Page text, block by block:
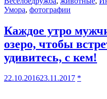
Умора, фотографии
Каждое утро
озеро, чтобы
удивитесь, с кем!
22.10.201623.11.2017 *